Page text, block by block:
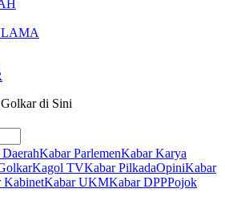
di Sini
Kabar ParlemenKabar Karya
Kagol TVKabar PilkadaOpiniKabar
KabinetKabar UKMKabar DPPPojok